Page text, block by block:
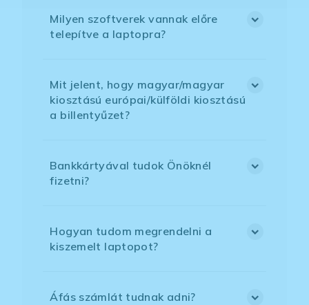
Milyen szoftverek vannak előre
telepítve a laptopra?
Mit jelent, hogy magyar/magyar
kiosztású európai/külföldi kiosztású
a billentyűzet?
Bankkártyával tudok Önöknél
fizetni?
Hogyan tudom megrendelni a
kiszemelt laptopot?
Áfás számlát tudnak adni?